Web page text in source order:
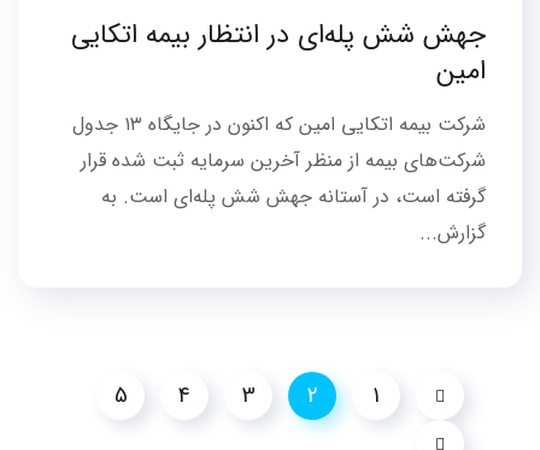
جهش شش پله‌ای در انتظار بیمه اتکایی
امین
شرکت بیمه اتکایی امین که اکنون در جایگاه ۱۳ جدول
شرکت‌های بیمه از منظر آخرین سرمایه ثبت شده قرار
گرفته است، در آستانه جهش شش پله‌ای است. به
گزارش...
1
2
3
4
5